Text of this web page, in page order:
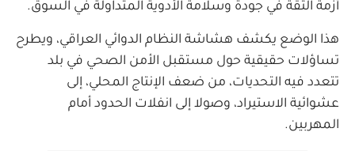
أزمة الثقة في جودة وسلامة الأدوية المتداولة في السوق.
هذا الوضع يكشف هشاشة النظام الدوائي العراقي، ويطرح
تساؤلات حقيقية حول مستقبل الأمن الصحي في بلد
تتعدد فيه التحديات، من ضعف الإنتاج المحلي، إلى
عشوائية الاستيراد، وصولا إلى انفلات الحدود أمام
المهربين.